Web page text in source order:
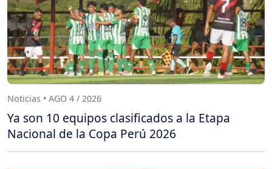
Noticias • AGO 4 / 2026
Ya son 10 equipos clasificados a la Etapa
Nacional de la Copa Perú 2026